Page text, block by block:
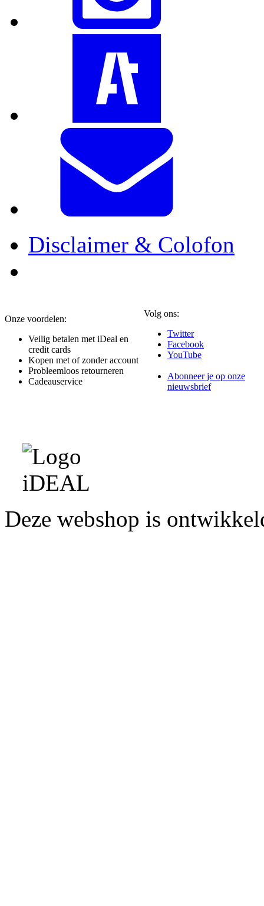
Disclaimer & Colofon
Onze voordelen:
Veilig betalen met iDeal en
credit cards
Kopen met of zonder account
Probleemloos retourneren
Cadeauservice
Volg ons:
Twitter
Facebook
YouTube
Abonneer je op onze
nieuwsbrief
Deze webshop is